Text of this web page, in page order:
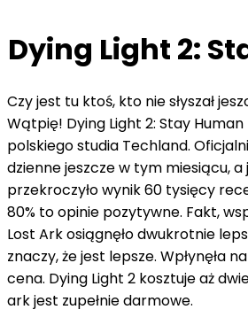
Dying Light 2:
Czy jest tu ktoś, kto nie słyszał
Wątpię! Dying Light 2: Stay Human
polskiego studia Techland.
dzienne jeszcze w tym miesiącu, a
przekroczyło wynik 60 tysięcy
80% to opinie pozytywne. Fakt,
Lost Ark osiągnęło dwukrotnie
znaczy, że jest lepsze. Wpłynęła
cena. Dying Light 2 kosztuje aż
ark jest zupełnie